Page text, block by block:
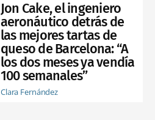
Jon Cake, el ingeniero
aeronáutico detrás de
las mejores tartas de
queso de Barcelona: “A
los dos meses ya vendía
100 semanales”
Clara Fernández